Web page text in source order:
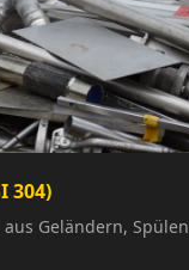
304)
Geländern,